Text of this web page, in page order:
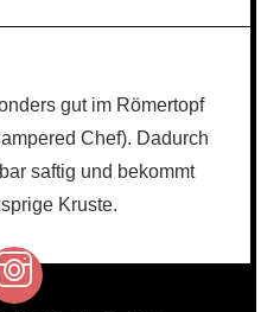
gut im Römertopf
Chef). Dadurch
saftig und bekommt
Kruste.